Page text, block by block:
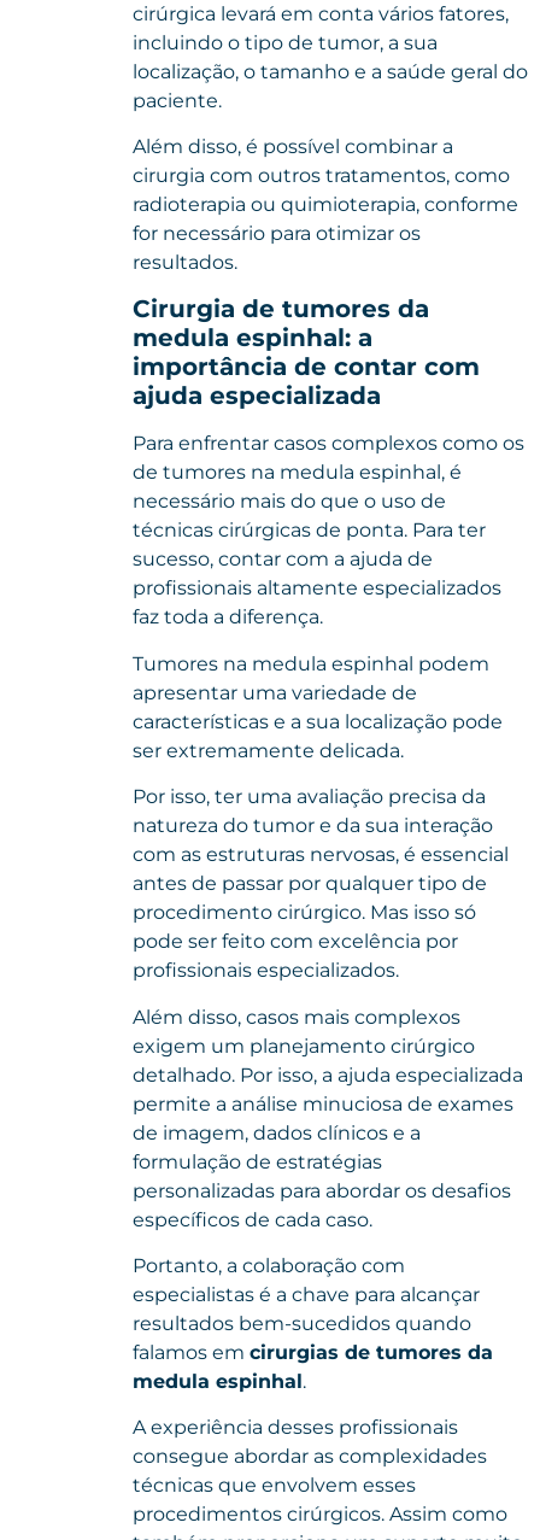
cirúrgica levará em conta vários fatores,
incluindo o tipo de tumor, a sua
localização, o tamanho e a saúde geral do
paciente.
Além disso, é possível combinar a
cirurgia com outros tratamentos, como
radioterapia ou quimioterapia, conforme
for necessário para otimizar os
resultados.
Cirurgia de tumores da
medula espinhal: a
importância de contar com
ajuda especializada
Para enfrentar casos complexos como os
de tumores na medula espinhal, é
necessário mais do que o uso de
técnicas cirúrgicas de ponta. Para ter
sucesso, contar com a ajuda de
profissionais altamente especializados
faz toda a diferença.
Tumores na medula espinhal podem
apresentar uma variedade de
características e a sua localização pode
ser extremamente delicada.
Por isso, ter uma avaliação precisa da
natureza do tumor e da sua interação
com as estruturas nervosas, é essencial
antes de passar por qualquer tipo de
procedimento cirúrgico. Mas isso só
pode ser feito com excelência por
profissionais especializados.
Além disso, casos mais complexos
exigem um planejamento cirúrgico
detalhado. Por isso, a ajuda especializada
permite a análise minuciosa de exames
de imagem, dados clínicos e a
formulação de estratégias
personalizadas para abordar os desafios
específicos de cada caso.
Portanto, a colaboração com
especialistas é a chave para alcançar
resultados bem-sucedidos quando
falamos em cirurgias de tumores da
medula espinhal.
A experiência desses profissionais
consegue abordar as complexidades
técnicas que envolvem esses
procedimentos cirúrgicos. Assim como